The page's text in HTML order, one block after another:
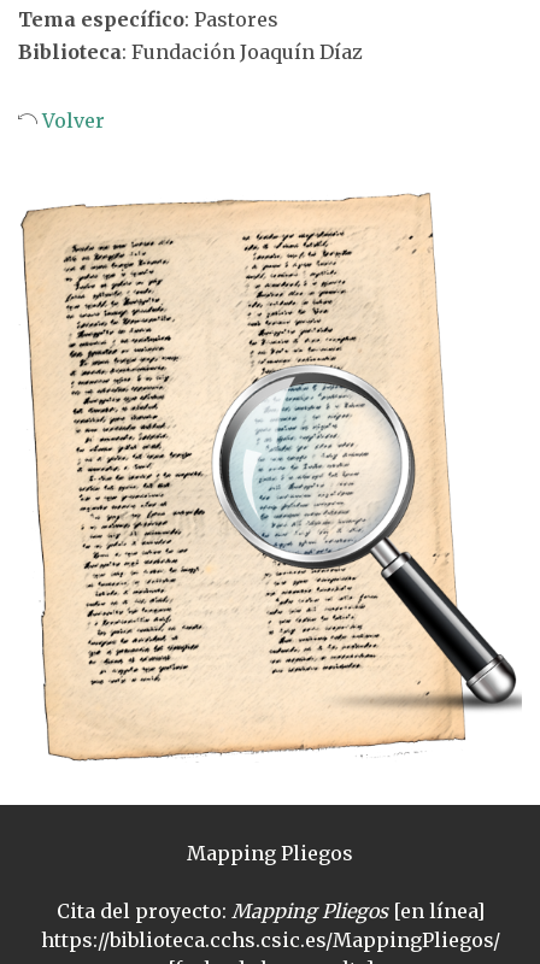
Tema específico: Pastores
Biblioteca: Fundación Joaquín Díaz
Volver
Mapping Pliegos
Cita del proyecto: Mapping Pliegos[en línea]
https://biblioteca.cchs.csic.es/MappingPliegos/